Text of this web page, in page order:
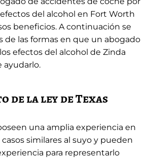
del alcohol en Fort Worth
beneficios. A continuación se
de las formas en que un abogado
efectos del alcohol de Zinda
ayudarlo.
de la ley de Texas
una amplia experiencia en
similares al suyo y pueden
para representarlo